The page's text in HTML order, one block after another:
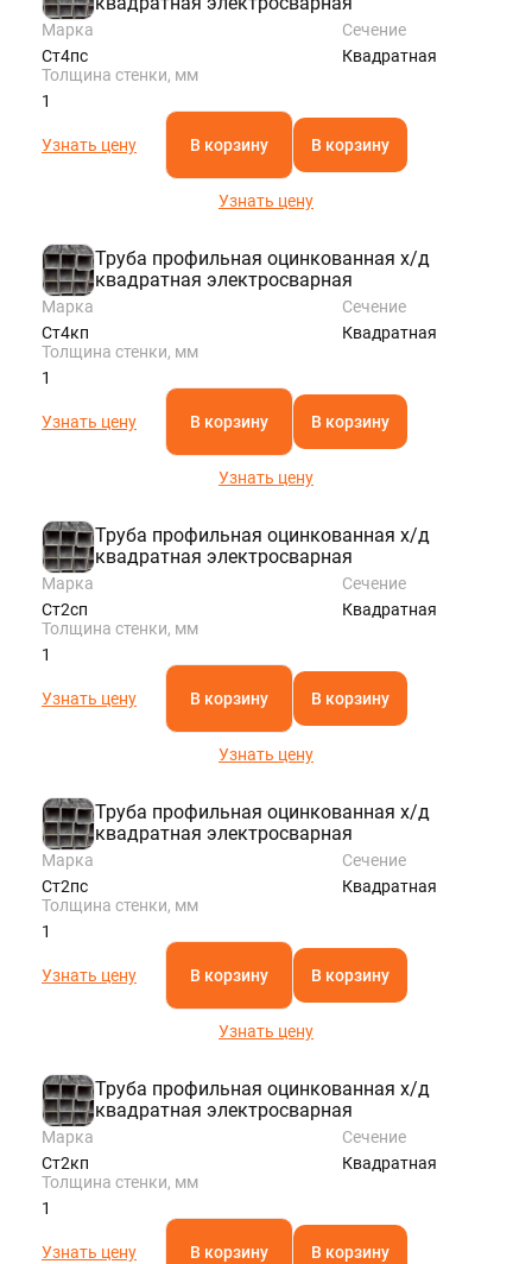
Марка
Ст4пс
Сечение
Квадратная
Толщина стенки, мм
1
Узнать цену В корзину В корзину
Узнать цену
Труба профильная оцинкованная х/д
квадратная электросварная
Марка
Ст4кп
Сечение
Квадратная
Толщина стенки, мм
1
Узнать цену В корзину В корзину
Узнать цену
Труба профильная оцинкованная х/д
квадратная электросварная
Марка
Ст2сп
Сечение
Квадратная
Толщина стенки, мм
1
Узнать цену В корзину В корзину
Узнать цену
Труба профильная оцинкованная х/д
квадратная электросварная
Марка
Ст2пс
Сечение
Квадратная
Толщина стенки, мм
1
Узнать цену В корзину В корзину
Узнать цену
Труба профильная оцинкованная х/д
квадратная электросварная
Марка
Ст2кп
Сечение
Квадратная
Толщина стенки, мм
1
Узнать цену В корзину В корзину